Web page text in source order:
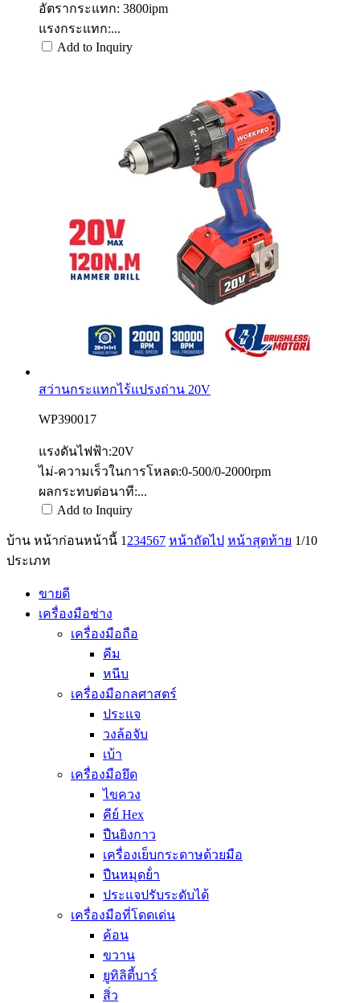
อัตรากระแทก: 3800ipm
แรงกระแทก:...
Add to Inquiry
สว่านกระแทกไร้แปรงถ่าน 20V
WP390017
แรงดันไฟฟ้า:20V
ไม่-ความเร็วในการโหลด:0-500/0-2000rpm
ผลกระทบต่อนาที:...
Add to Inquiry
บ้าน หน้าก่อนหน้านี้ 1 234567 หน้าถัดไป หน้าสุดท้าย 1/10
ประเภท
ขายดี
เครื่องมือช่าง
เครื่องมือถือ
คีม
หนีบ
เครื่องมือกลศาสตร์
ประแจ
วงล้อจับ
เบ้า
เครื่องมือยึด
ไขควง
คีย์ Hex
ปืนยิงกาว
เครื่องเย็บกระดาษด้วยมือ
ปืนหมุดย้ํา
ประแจปรับระดับได้
เครื่องมือที่โดดเด่น
ค้อน
ขวาน
ยูทิลิตี้บาร์
สิ่ว